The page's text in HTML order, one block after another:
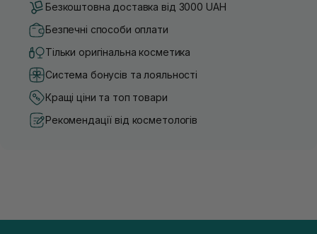
Безкоштовна доставка від 3000 UAH
Безпечні способи оплати
Тільки оригінальна косметика
Система бонусів та лояльності
Кращі ціни та топ товари
Рекомендації від косметологів